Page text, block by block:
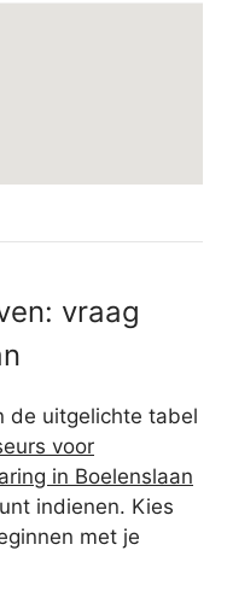
vraag
de uitgelichte tabel
voor
in Boelenslaan
indienen. Kies
met je